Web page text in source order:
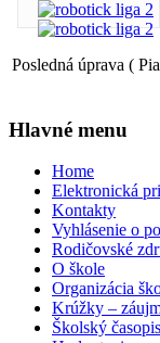
Posledná úprava (
Hlavné menu
Home
Elektronická
Kontakty
Vyhlásenie o
Rodičovské
O škole
Organizácia
Krúžky –
Školský